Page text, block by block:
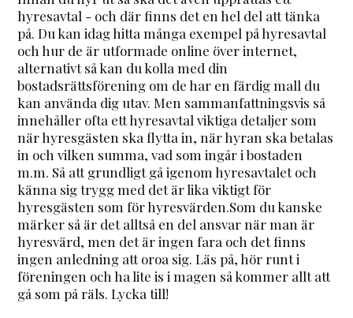
hyresavtal - och där finns det en hel del att tänka
på. Du kan idag hitta många exempel på hyresavtal
och hur de är utformade online över internet,
alternativt så kan du kolla med din
bostadsrättsförening om de har en färdig mall du
kan använda dig utav. Men sammanfattningsvis så
innehåller ofta ett hyresavtal viktiga detaljer som
när hyresgästen ska flytta in, när hyran ska betalas
in och vilken summa, vad som ingår i bostaden
m.m. Så att grundligt gå igenom hyresavtalet och
känna sig trygg med det är lika viktigt för
hyresgästen som för hyresvärden.Som du kanske
märker så är det alltså en del ansvar när man är
hyresvärd, men det är ingen fara och det finns
ingen anledning att oroa sig. Läs på, hör runt i
föreningen och ha lite is i magen så kommer allt att
gå som på räls. Lycka till!